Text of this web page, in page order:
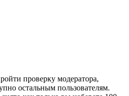
проверку модератора,
остальным пользователям.